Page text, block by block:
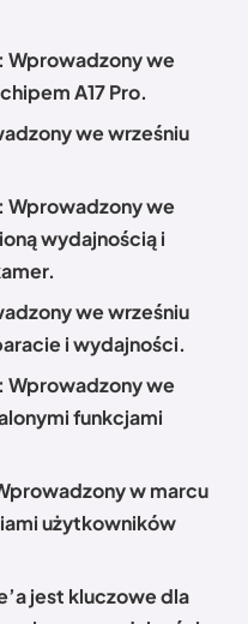
: Wprowadzony we
A17 Pro.
we wrześniu
: Wprowadzony we
wydajnością i
we wrześniu
i wydajności.
: Wprowadzony we
funkcjami
w marcu
użytkowników
jest kluczowe dla